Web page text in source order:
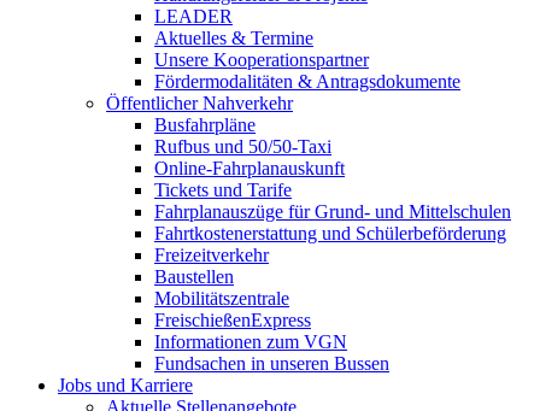
LEADER
Aktuelles & Termine
Unsere Kooperationspartner
Fördermodalitäten & Antragsdokumente
Öffentlicher Nahverkehr
Busfahrpläne
Rufbus und 50/50-Taxi
Online-Fahrplanauskunft
Tickets und Tarife
Fahrplanauszüge für Grund- und Mittelschulen
Fahrtkostenerstattung und Schülerbeförderung
Freizeitverkehr
Baustellen
Mobilitätszentrale
FreischießenExpress
Informationen zum VGN
Fundsachen in unseren Bussen
Jobs und Karriere
Aktuelle Stellenangebote